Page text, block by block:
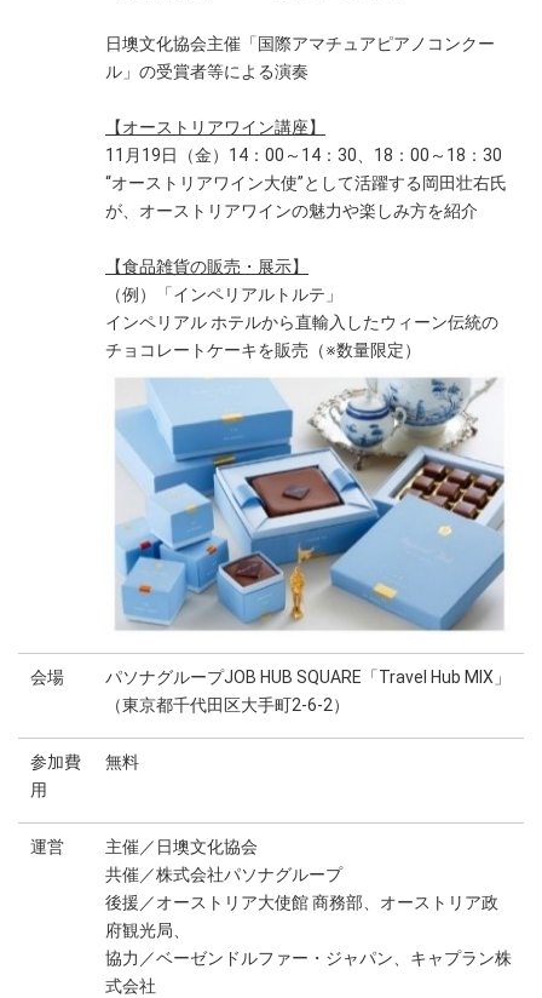
日墺文化協会主催「国際アマチュアピアノコンクー
ル」の受賞者等による演奏
【オーストリアワイン講座】
11月19日（金）14：00～14：30、18：00～18：30
“オーストリアワイン大使”として活躍する岡田壮右氏
が、オーストリアワインの魅力や楽しみ方を紹介
【食品雑貨の販売・展示】
（例）「インペリアルトルテ」
インペリアル ホテルから直輸入したウィーン伝統の
チョコレートケーキを販売（※数量限定）
会場
パソナグループJOB HUB SQUARE「Travel Hub MIX」
（東京都千代田区大手町2-6-2）
参加費
用
無料
運営
主催／日墺文化協会
共催／株式会社パソナグループ
後援／オーストリア大使館 商務部、オーストリア政
府観光局、
協力／ベーゼンドルファー・ジャパン、キャプラン株
式会社